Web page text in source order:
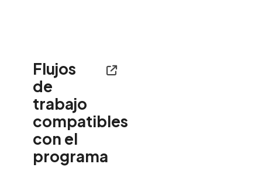
Flujos
de
trabajo
compatibles
con el
programa